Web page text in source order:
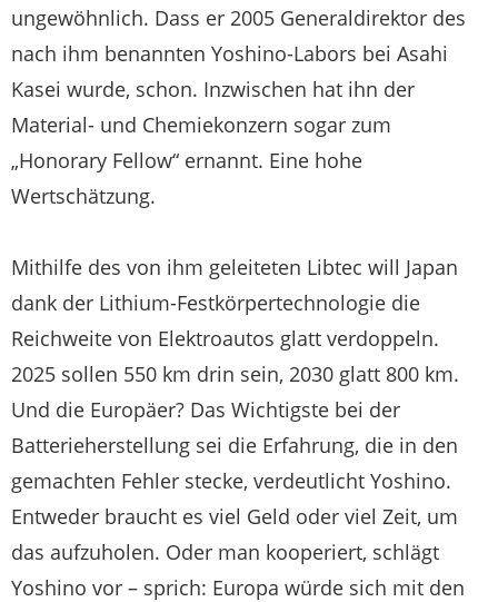
ungewöhnlich. Dass er 2005 Generaldirektor des
nach ihm benannten Yoshino-Labors bei Asahi
Kasei wurde, schon. Inzwischen hat ihn der
Material- und Chemiekonzern sogar zum
„Honorary Fellow“ ernannt. Eine hohe
Wertschätzung.
Mithilfe des von ihm geleiteten Libtec will Japan
dank der Lithium-Festkörpertechnologie die
Reichweite von Elektroautos glatt verdoppeln.
2025 sollen 550 km drin sein, 2030 glatt 800 km.
Und die Europäer? Das Wichtigste bei der
Batterieherstellung sei die Erfahrung, die in den
gemachten Fehler stecke, verdeutlicht Yoshino.
Entweder braucht es viel Geld oder viel Zeit, um
das aufzuholen. Oder man kooperiert, schlägt
Yoshino vor – sprich: Europa würde sich mit den